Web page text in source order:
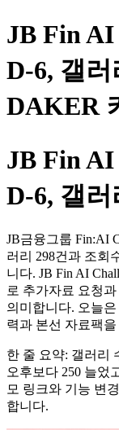
JB Fin AI
D-6, 갤
DAKER
JB Fin AI
D-6, 갤
JB금융그룹 Fin:AI
러리 298건과 조회
니다. JB Fin AI
로 추가자료 요청
의미합니다. 오늘은
력과 본선 자료팩
한 줄 요약: 갤러리
오후보다 250 늘었
모 링크와 기능 변
합니다.